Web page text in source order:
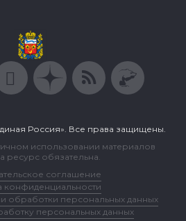
Россия». Все права защищены.
использовании материалов
ресурс обязательна.
соглашение
конфиденциальности
обработки персональных данных
персональных данных